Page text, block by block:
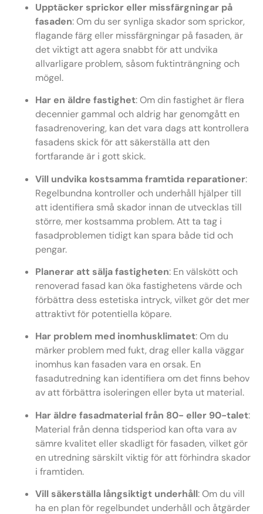
Upptäcker sprickor eller missfärgningar på
fasaden: Om du ser synliga skador som sprickor,
flagande färg eller missfärgningar på fasaden, är
det viktigt att agera snabbt för att undvika
allvarligare problem, såsom fuktinträngning och
mögel.
Har en äldre fastighet: Om din fastighet är flera
decennier gammal och aldrig har genomgått en
fasadrenovering, kan det vara dags att kontrollera
fasadens skick för att säkerställa att den
fortfarande är i gott skick.
Vill undvika kostsamma framtida reparationer:
Regelbundna kontroller och underhåll hjälper till
att identifiera små skador innan de utvecklas till
större, mer kostsamma problem. Att ta tag i
fasadproblemen tidigt kan spara både tid och
pengar.
Planerar att sälja fastigheten: En välskött och
renoverad fasad kan öka fastighetens värde och
förbättra dess estetiska intryck, vilket gör det mer
attraktivt för potentiella köpare.
Har problem med inomhusklimatet: Om du
märker problem med fukt, drag eller kalla väggar
inomhus kan fasaden vara en orsak. En
fasadutredning kan identifiera om det finns behov
av att förbättra isoleringen eller byta ut material.
Har äldre fasadmaterial från 80- eller 90-talet:
Material från denna tidsperiod kan ofta vara av
sämre kvalitet eller skadligt för fasaden, vilket gör
en utredning särskilt viktig för att förhindra skador
i framtiden.
Vill säkerställa långsiktigt underhåll: Om du vill
ha en plan för regelbundet underhåll och åtgärder